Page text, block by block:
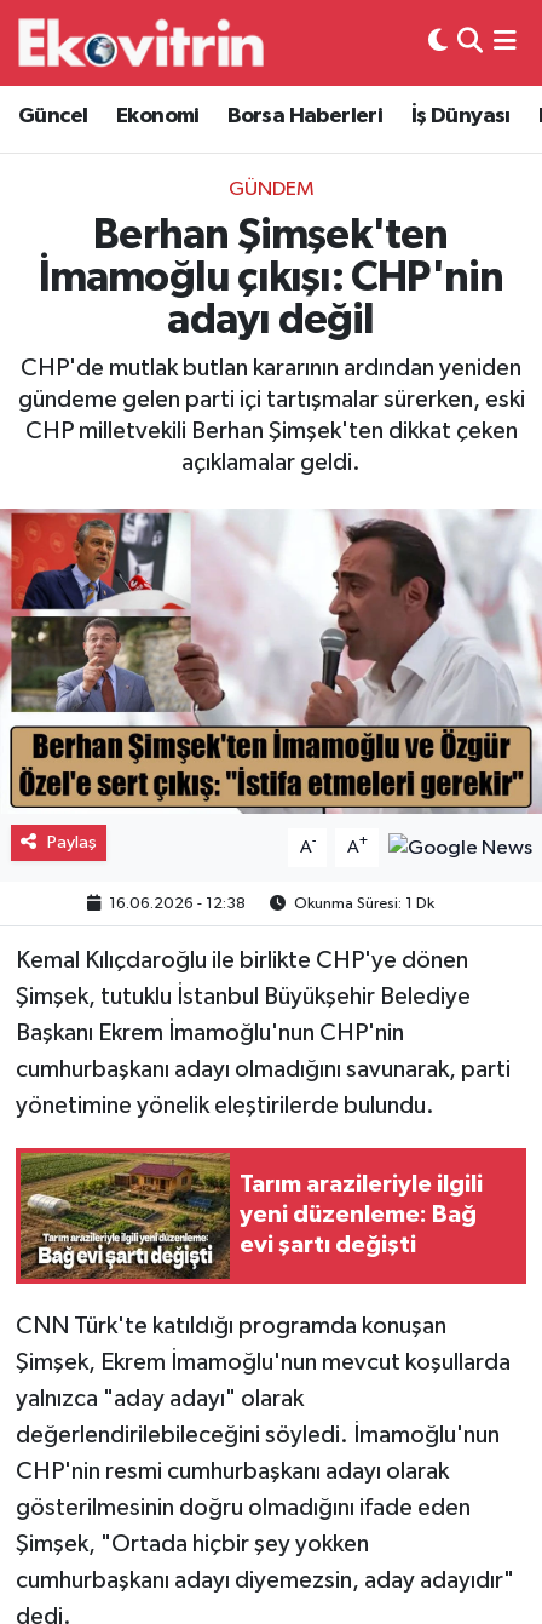
Güncel Ekonomi Borsa Haberleri İş Dünyası
GÜNDEM
Berhan Şimşek'ten
İmamoğlu çıkışı: CHP'nin
adayı değil
CHP'de mutlak butlan kararının ardından yeniden
gündeme gelen parti içi tartışmalar sürerken, eski
CHP milletvekili Berhan Şimşek'ten dikkat çeken
açıklamalar geldi.
Paylaş A- A+
16.06.2026 - 12:38 Okunma Süresi: 1 Dk
Kemal Kılıçdaroğlu ile birlikte CHP'ye dönen
Şimşek, tutuklu İstanbul Büyükşehir Belediye
Başkanı Ekrem İmamoğlu'nun CHP'nin
cumhurbaşkanı adayı olmadığını savunarak, parti
yönetimine yönelik eleştirilerde bulundu.
Tarım arazileriyle ilgili
yeni düzenleme: Bağ
evi şartı değişti
CNN Türk'te katıldığı programda konuşan
Şimşek, Ekrem İmamoğlu'nun mevcut koşullarda
yalnızca "aday adayı" olarak
değerlendirilebileceğini söyledi. İmamoğlu'nun
CHP'nin resmi cumhurbaşkanı adayı olarak
gösterilmesinin doğru olmadığını ifade eden
Şimşek, "Ortada hiçbir şey yokken
cumhurbaşkanı adayı diyemezsin, aday adayıdır"
dedi.
Güncel
Ekonomi
Borsa Haberleri
İş Dünyası
Otovitrin
Magazin
Gayrimenkul
Spor
Eğitim
Hava Durumu
Trafik Durumu
Süper Lig Puan Durumu ve Fikstür
Tüm Manşetler
Son Dakika Haberleri
Haber Arşivi